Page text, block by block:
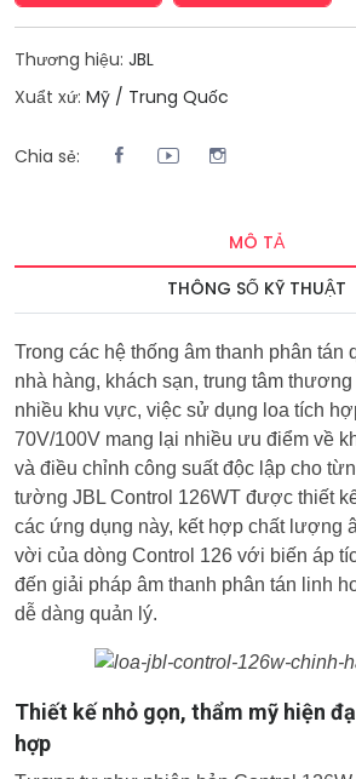
Thương hiệu: JBL
Xuẩt xứ: Mỹ / Trung Quốc
Chia sẻ:
MÔ TẢ
THÔNG SỐ KỸ THUẬT
Trong các hệ thống âm thanh phân tán
nhà hàng, khách sạn, trung tâm
nhiều khu vực, việc sử dụng loa tích
70V/100V mang lại nhiều ưu điểm về
và điều chỉnh công suất độc lập cho
tường JBL Control 126WT được thiết
các ứng dụng này, kết hợp chất lượng
vời của dòng Control 126 với biến áp
đến giải pháp âm thanh phân tán linh
dễ dàng quản lý.
Thiết kế nhỏ gọn, thẩm mỹ hiện
hợp